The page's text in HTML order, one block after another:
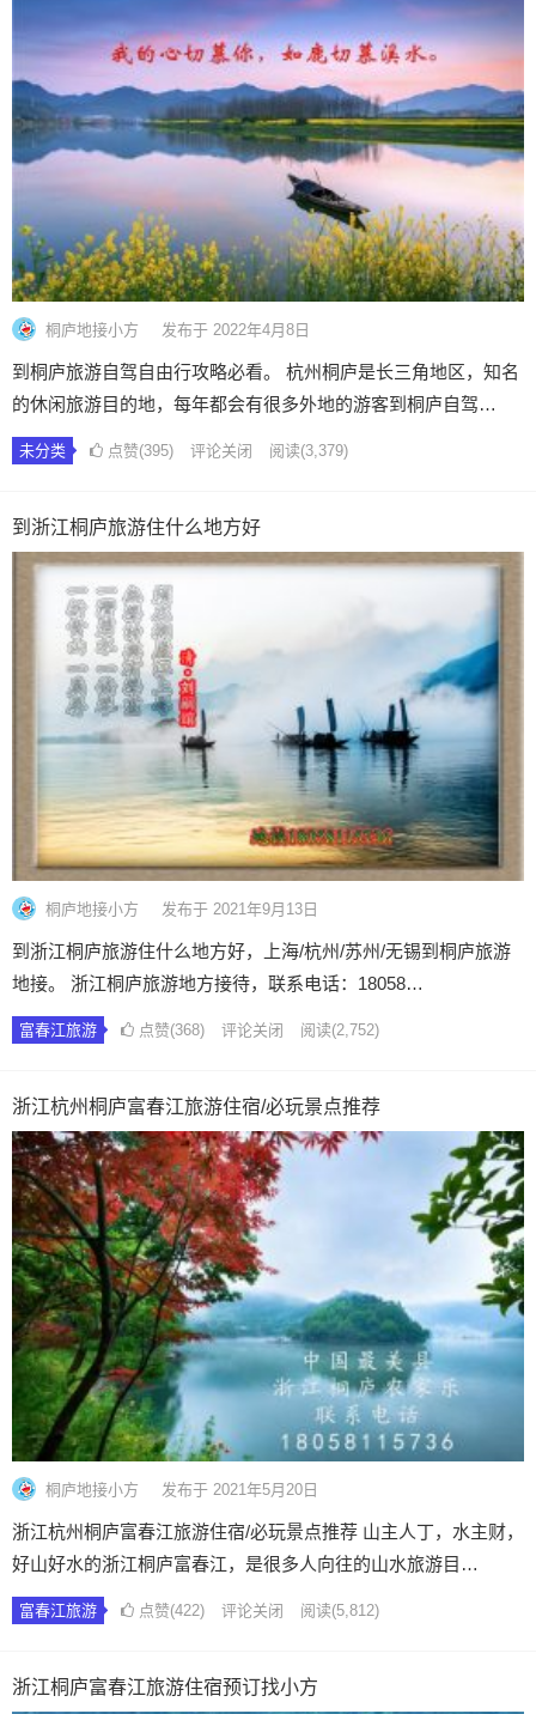
桐庐地接小方 发布于 2022年4月8日
到桐庐旅游自驾自由行攻略必看。 杭州桐庐是长三角地区，知名
的休闲旅游目的地，每年都会有很多外地的游客到桐庐自驾…
未分类 点赞(395) 评论关闭 阅读(3,379)
到浙江桐庐旅游住什么地方好
桐庐地接小方 发布于 2021年9月13日
到浙江桐庐旅游住什么地方好，上海/杭州/苏州/无锡到桐庐旅游
地接。 浙江桐庐旅游地方接待，联系电话：18058…
富春江旅游 点赞(368) 评论关闭 阅读(2,752)
浙江杭州桐庐富春江旅游住宿/必玩景点推荐
桐庐地接小方 发布于 2021年5月20日
浙江杭州桐庐富春江旅游住宿/必玩景点推荐 山主人丁，水主财，
好山好水的浙江桐庐富春江，是很多人向往的山水旅游目…
富春江旅游 点赞(422) 评论关闭 阅读(5,812)
浙江桐庐富春江旅游住宿预订找小方